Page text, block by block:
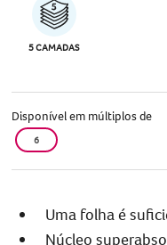
5 CAMADAS
Disponível em múltiplos de
6
Uma folha é
Núcleo